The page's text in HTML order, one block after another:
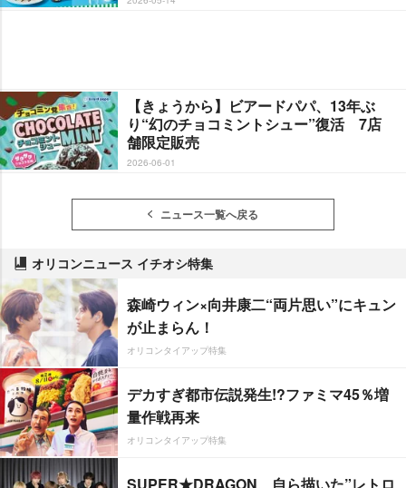
【きょうから】ビアードパパ、13年ぶ
り“幻のチョコミントシュー”復活 7店
舗限定販売
2026-06-01
ニュース一覧へ戻る
オリコンニュース イチオシ特集
森崎ウィン×向井康二“両片思い”にキュン
が止まらん！
オリコンタイアップ特集
デカすぎ都市伝説発生!?ファミマ45％増
量作戦再来
オリコンタイアップ特集
SUPER★DRAGON、自ら描いた”レトロ